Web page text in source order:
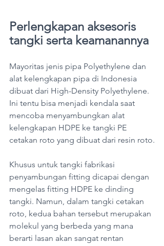
Perlengkapan aksesoris
tangki serta keamanannya
Mayoritas jenis pipa Polyethylene dan
alat kelengkapan pipa di Indonesia
dibuat dari High-Density Polyethylene.
Ini tentu bisa menjadi kendala saat
mencoba menyambungkan alat
kelengkapan HDPE ke tangki PE
cetakan roto yang dibuat dari resin roto.
Khusus untuk tangki fabrikasi
penyambungan fitting dicapai dengan
mengelas fitting HDPE ke dinding
tangki. Namun, dalam tangki cetakan
roto, kedua bahan tersebut merupakan
molekul yang berbeda yang mana
berarti lasan akan sangat rentan